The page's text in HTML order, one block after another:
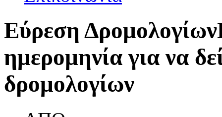
Εύρεση Δρομολογίων
ημερομηνία για να
δρομολογίων